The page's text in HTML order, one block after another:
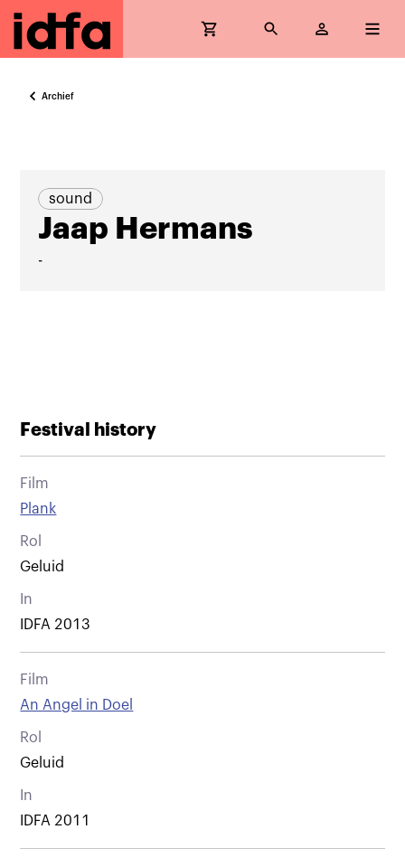
Archief
sound
Jaap Hermans
-
Festival history
Film
Plank
Rol
Geluid
In
IDFA 2013
Film
An Angel in Doel
Rol
Geluid
In
IDFA 2011